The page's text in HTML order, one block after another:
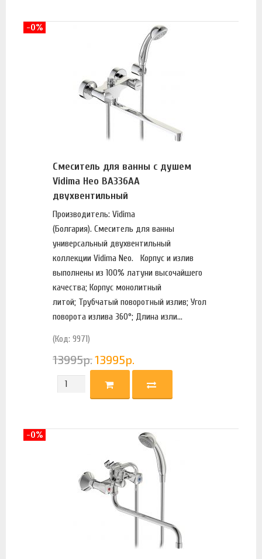
Смеситель для ванны с душем
Vidima Нео BA336AA
двухвентильный
Производитель: Vidima
(Болгария). Смеситель для ванны
универсальный двухвентильный
коллекции Vidima Neo. Корпус и излив
выполнены из 100% латуни высочайшего
качества; Корпус монолитный
литой; Трубчатый поворотный излив; Угол
поворота излива 360°; Длина изли...
(Код: 9971)
13995р.13995р.
-0%
-0%